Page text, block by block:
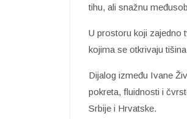
tihu, ali snažnu
U prostoru koji zajedno
kojima se otkrivaju
Dijalog između Ivane
pokreta, fluidnosti i
Srbije i Hrvatske.